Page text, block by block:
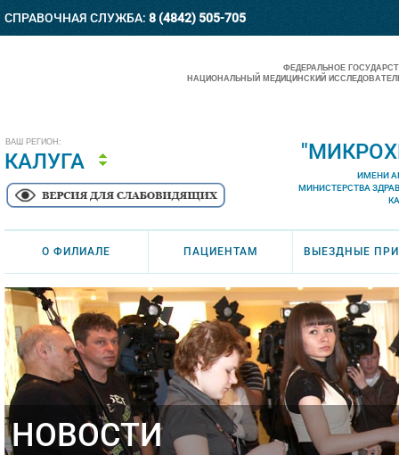
СПРАВОЧНАЯ СЛУЖБА: 8 (4842) 505-705
ВАШ РЕГИОН:
КАЛУГА
ФЕДЕРАЛЬНОЕ
НАЦИОНАЛЬНЫЙ МЕДИЦИНСКИЙ
ИМЕНИ
МИНИСТЕРСТВА
О ФИЛИАЛЕ ПАЦИЕНТАМ ВЫЕЗДНЫЕ
НОВОСТИ